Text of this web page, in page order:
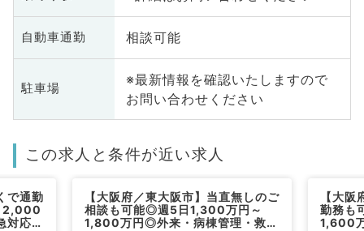
自動車通勤 相談可能
駐車場
※最新情報を確認いたしますので
お問い合わせください
この求人と条件が近い求人
で通勤
2,000
対応の
【大阪府／東大阪市】当直無しのご
相談も可能◎週5日1,300万円～
1,800万円◎外来・病棟管理・救急
【大
勤務も
1,600